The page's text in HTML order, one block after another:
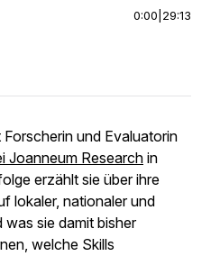
0:00 29:13
Forscherin und Evaluatorin
Joanneum Research in
erzählt sie über ihre
lokaler, nationaler und
sie damit bisher
welche Skills